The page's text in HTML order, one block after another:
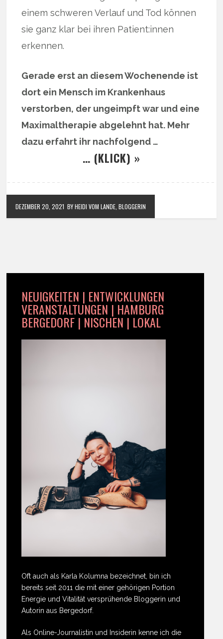
einem schweren Verlauf und Tod können
sie ganz klar bei ihren Patient:innen
erkennen.
Gerade erst an diesem Wochenende ist
dort ein Mensch im Krankenhaus
verstorben, der ungeimpft war und eine
Maximaltherapie abgelehnt hat. Mehr
dazu erfahrt ihr nachfolgend …
… (KLICK) »
DEZEMBER 20, 2021 BY HEIDI VOM LANDE, BLOGGERIN
NEUIGKEITEN | ENTWICKLUNGEN
VERANSTALTUNGEN | HAMBURG
BERGEDORF | NISCHEN | LOKAL
Oft auch als Karla Kolumna bezeichnet, bin ich
bereits seit 2011 die mit einer gehörigen Portion
Energie und Vitalität versprühende Bloggerin und
Autorin aus Bergedorf.
Als Online-Journalistin und Insiderin kenne ich die